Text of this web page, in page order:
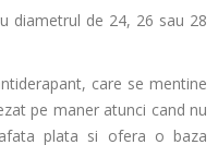
diametrul de 24, 26 sau 28
care se mentine
pe maner atunci cand nu
plata si ofera o baza